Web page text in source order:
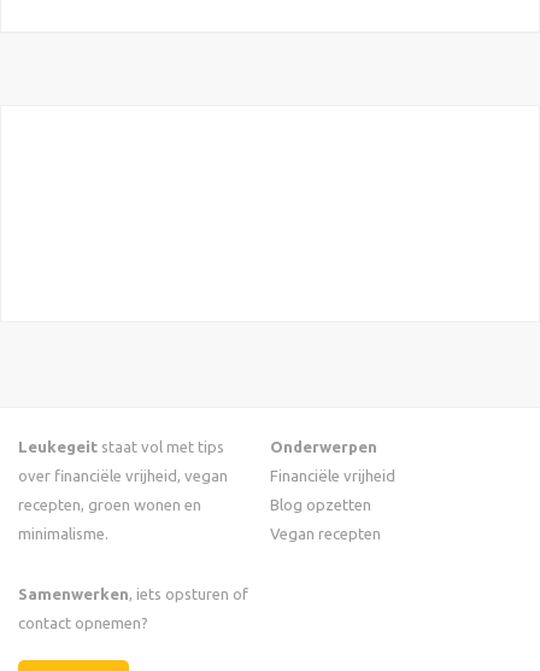
Leukegeit staat vol met tips
over financiële vrijheid, vegan
recepten, groen wonen en
minimalisme.
Samenwerken, iets opsturen of
contact opnemen?
Onderwerpen
Financiële vrijheid
Blog opzetten
Vegan recepten